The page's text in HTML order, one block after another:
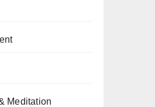
Meditation